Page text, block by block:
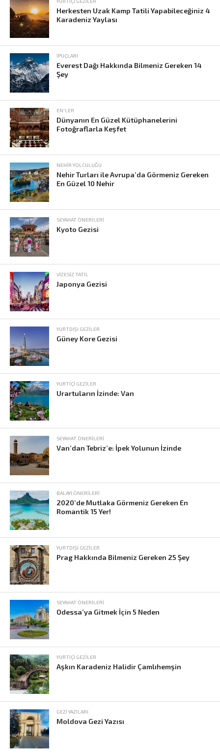
Herkesten Uzak Kamp Tatili Yapabileceğiniz 4
Karadeniz Yaylası
İPUÇLARI
Everest Dağı Hakkında Bilmeniz Gereken 14
Şey
EN'LER
Dünyanın En Güzel Kütüphanelerini
Fotoğraflarla Keşfet
NEHIR YOLCULUĞU
Nehir Turları ile Avrupa’da Görmeniz Gereken
En Güzel 10 Nehir
SEYAHAT ÖNERILERI
Kyoto Gezisi
VIZESIZ TATIL
Japonya Gezisi
YURTDIŞI GEZILER
Güney Kore Gezisi
YURTIÇI GEZILER
Urartuların İzinde: Van
SEYAHAT ÖNERILERI
Van’dan Tebriz’e: İpek Yolunun İzinde
BALAYI ÖNERILERI
2020’de Mutlaka Görmeniz Gereken En
Romantik 15 Yer!
YURTDIŞI GEZILER
Prag Hakkında Bilmeniz Gereken 25 Şey
SEYAHAT ÖNERILERI
Odessa’ya Gitmek İçin 5 Neden
YURTIÇI GEZILER
Aşkın Karadeniz Halidir Çamlıhemşin
GEZI YAZILARI
Moldova Gezi Yazısı